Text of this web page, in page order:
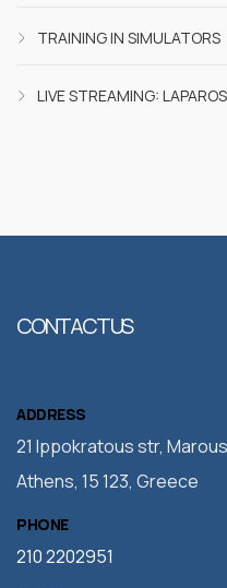
TRAINING IN SIMULATORS
LIVE STREAMING:
CONTACT US
ADDRESS
21 Ippokratous str,
Athens, 15 123, Greece
PHONE
210 2202951